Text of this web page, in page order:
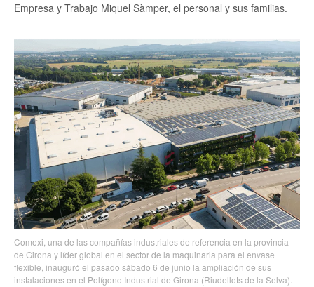
Empresa y Trabajo Miquel Sàmper, el personal y sus familias.
Comexi, una de las compañías industriales de referencia en la provincia
de Girona y líder global en el sector de la maquinaria para el envase
flexible, inauguró el pasado sábado 6 de junio la ampliación de sus
instalaciones en el Polígono Industrial de Girona (Riudellots de la Selva).